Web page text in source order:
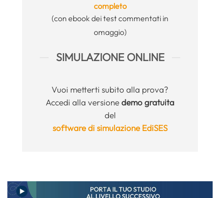
completo
(con ebook dei test commentati in
omaggio)
SIMULAZIONE ONLINE
Vuoi metterti subito alla prova?
Accedi alla versionedemo gratuita
del
software di simulazione EdiSES